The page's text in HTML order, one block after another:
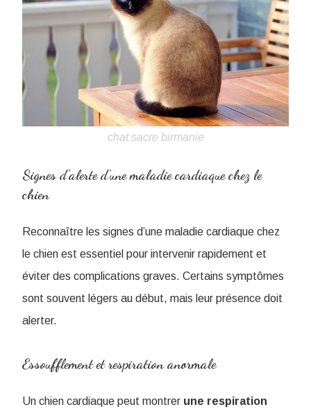
chat sacre birmanie
Signes d’alerte d’une maladie cardiaque chez le
chien
Reconnaître les signes d’une maladie cardiaque chez
le chien est essentiel pour intervenir rapidement et
éviter des complications graves. Certains symptômes
sont souvent légers au début, mais leur présence doit
alerter.
Essoufflement et respiration anormale
Un chien cardiaque peut montrer une respiration